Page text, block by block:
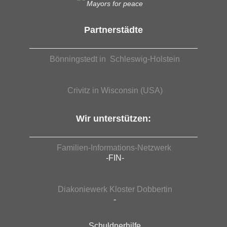
Mayors for peace
Partnerstädte
Bönningstedt in Schleswig-Holstein
Crivitz in Wisconsin (USA)
Wir unterstützen:
Familien-Informations-Netzwerk
-FIN-
Diakoniewerk Kloster Dobbertin
-